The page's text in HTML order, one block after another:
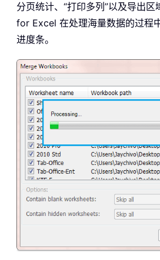
分页统计、“打印多列”以及导出
for Excel 在处理海量数据的过程
进度条。